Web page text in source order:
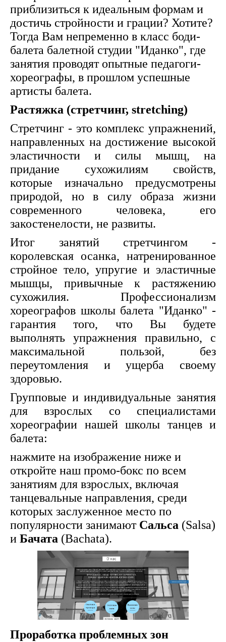
приблизиться к идеальным формам и
достичь стройности и грации? Хотите?
Тогда Вам непременно в класс боди-
балета балетной студии "Иданко", где
занятия проводят опытные педагоги-
хореографы, в прошлом успешные
артисты балета.
Растяжка (стретчинг, stretching)
Стретчинг - это комплекс упражнений,
направленных на достижение высокой
эластичности и силы мышц, на
придание сухожилиям свойств,
которые изначально предусмотрены
природой, но в силу образа жизни
современного человека, его
закостенелости, не развиты.
Итог занятий стретчингом -
королевская осанка, натренированное
стройное тело, упругие и эластичные
мышцы, привычные к растяжению
сухожилия. Профессионализм
хореографов школы балета "Иданко" -
гарантия того, что Вы будете
выполнять упражнения правильно, с
максимальной пользой, без
переутомления и ущерба своему
здоровью.
Групповые и индивидуальные занятия
для взрослых со специалистами
хореографии нашей школы танцев и
балета:
нажмите на изображение ниже и
откройте наш промо-бокс по всем
занятиям для взрослых, включая
танцевальные направления, среди
которых заслуженное место по
популярности занимают Сальса (Salsa)
и Бачата (Bachata).
Проработка проблемных зон